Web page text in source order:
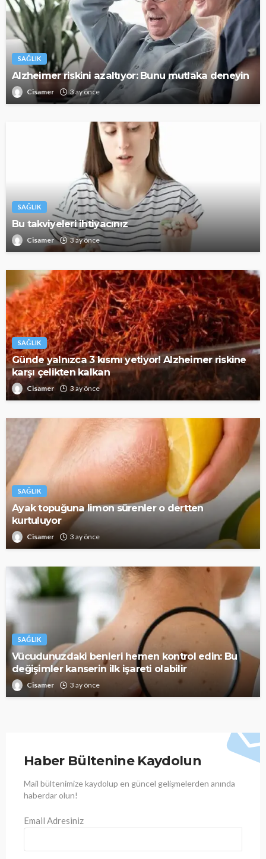
SAĞLIK
Alzheimer riskini azaltıyor: Bunu mutlaka deneyin
Cisamer 3 ay önce
SAĞLIK
Bu takviyeleri ihtiyacınız
Cisamer 3 ay önce
SAĞLIK
Günde yalnızca 3 kısmı yetiyor! Alzheimer riskine
karşı çelikten kalkan
Cisamer 3 ay önce
SAĞLIK
Ayak topuğuna limon sürenler o dertten
kurtuluyor
Cisamer 3 ay önce
SAĞLIK
Vücudunuzdaki benleri hemen kontrol edin: Bu
değişimler kanserin ilk işareti olabilir
Cisamer 3 ay önce
Haber Bültenine Kaydolun
Mail bültenimize kaydolup en güncel gelişmelerden anında
haberdar olun!
Email Adresiniz